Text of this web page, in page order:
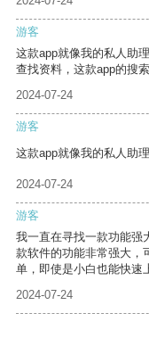
游客
这款app就像我的私人助
查找资料，这款app的搜
2024-07-24
游客
这款app就像我的私人助
2024-07-24
游客
我一直在寻找一款功能强
款软件的功能非常强大，
单，即使是小白也能快速
2024-07-24